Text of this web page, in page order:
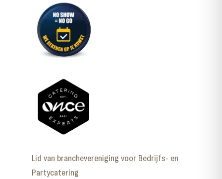
Lid van branchevereniging voor Bedrijfs- en
Partycatering